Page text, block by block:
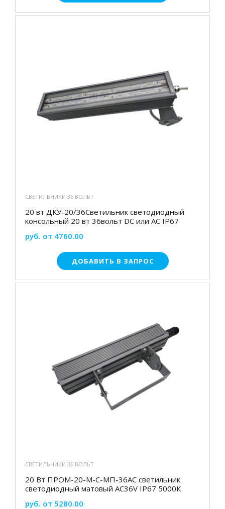
СВЕТИЛЬНИКИ 36 ВОЛЬТ
20 вт ДКУ-20/36Светильник светодиодный
консольный 20 вт 36вольт DC или АС IP67
руб. от 4760.00
ДОБАВИТЬ В ЗАПРОС
СВЕТИЛЬНИКИ 36 ВОЛЬТ
20 Вт ПРОМ-20-М-С-МП-36АС светильник
светодиодный матовый АС36V IP67 5000К
руб. от 5280.00